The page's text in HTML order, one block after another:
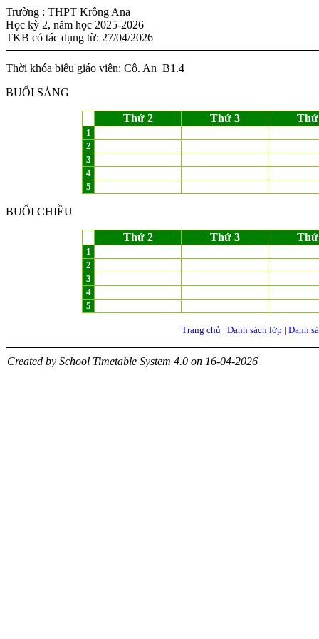
Trường : THPT Krông Ana
Học kỳ 2, năm học 2025-2026
TKB có tác dụng từ: 27/04/2026
Thời khóa biểu giáo viên: Cô. An_B1.4
BUỔI SÁNG
Thứ 2 Thứ 3 Thứ
1
2
3
4
5
BUỔI CHIỀU
Thứ 2 Thứ 3 Thứ
1
2
3
4
5
Trang chủ| Danh sách lớp | Danh
Created by School Timetable System 4.0 on 16-04-2026